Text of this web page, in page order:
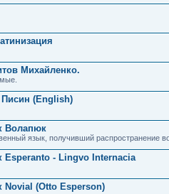
Михайленко.
(English)
Волапюк
язык, получивший распространение
- Lingvo Internacia
(Otto Esperson)